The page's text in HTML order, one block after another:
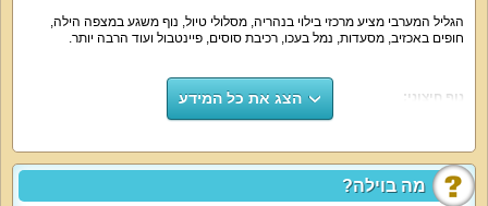
מה בוילה?
הגליל המערבי מציע מרכזי בילוי בנהריה, מסלולי טיול, נוף משגע במצפה הילה,
חופים באכזיב, מסעדות, נמל בעכו, רכיבת סוסים, פיינטבול ועוד הרבה יותר.
נוף חיצוני:
משגע.
הצג את כל המידע